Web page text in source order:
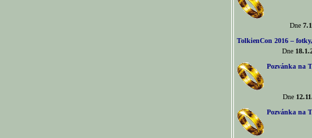
Dne
TolkienCon 2016 –
Dne
Pozvánka na
Dne
Pozvánka na